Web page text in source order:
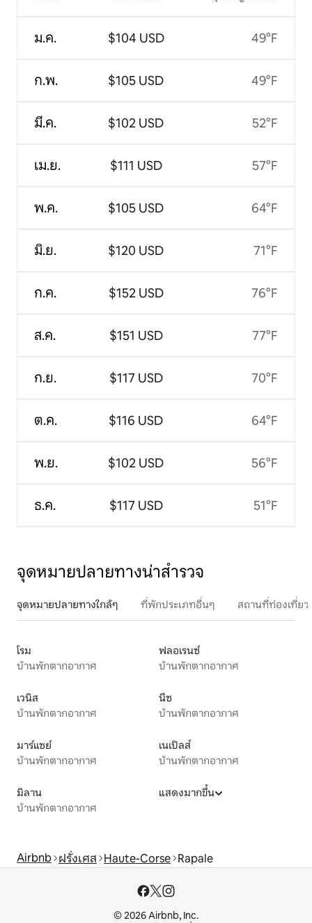
ม.ค.
ก.พ.
มี.ค.
เม.ย.
พ.ค.
มิ.ย.
ก.ค.
ส.ค.
ก.ย.
ต.ค.
พ.ย.
ธ.ค.
$104 USD
$105 USD
$102 USD
$111 USD
$105 USD
$120 USD
$152 USD
$151 USD
$117 USD
$116 USD
$102 USD
$117 USD
49°F
49°F
52°F
57°F
64°F
71°F
76°F
77°F
70°F
64°F
56°F
51°F
จุดหมายปลายทางน่าสำรวจ
จุดหมายปลายทางใกล้ๆ ที่พักประเภทอื่นๆ สถานที่ท่องเที่ย
โรม
บ้านพักตากอากาศ
ฟลอเรนซ์
บ้านพักตากอากาศ
เวนิส
บ้านพักตากอากาศ
นีซ
บ้านพักตากอากาศ
มาร์แซย์
บ้านพักตากอากาศ
เนเปิลส์
บ้านพักตากอากาศ
มิลาน
บ้านพักตากอากาศ
แสดงมากขึ้น
Airbnb ฝรั่งเศส Haute-Corse Rapale
© 2026 Airbnb, Inc.